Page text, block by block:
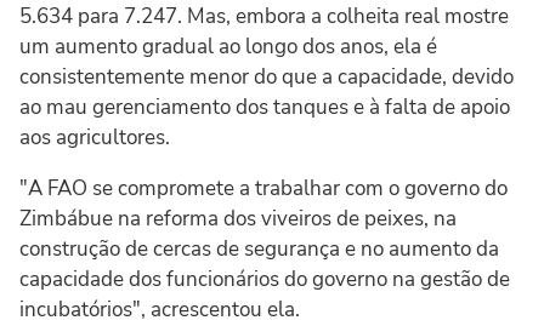
5.634 para 7.247. Mas, embora a colheita real mostre
um aumento gradual ao longo dos anos, ela é
consistentemente menor do que a capacidade, devido
ao mau gerenciamento dos tanques e à falta de apoio
aos agricultores.
"A FAO se compromete a trabalhar com o governo do
Zimbábue na reforma dos viveiros de peixes, na
construção de cercas de segurança e no aumento da
capacidade dos funcionários do governo na gestão de
incubatórios", acrescentou ela.